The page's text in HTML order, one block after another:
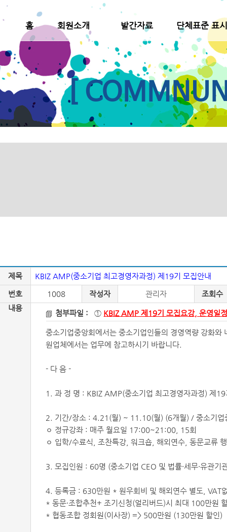
홈 회원소개 발간자료 단체표준 표
[
제목 KBIZ AMP(중소기업 최고경영자과정) 제19기 모집안내
번호 1008 작성자 관리자
조회수
내용
첨부파일 : ① KBIZ AMP 제19기 모집요강, 운영일
중소기업중앙회에서는 중소기업인들의 경영역량 강화
원업체에서는 업무에 참고하시기 바랍니다.
- 다 음 -
1. 과 정 명 : KBIZ AMP(중소기업 최고경영자과정) 제19
2. 기간/장소 : 4.21(월) ~ 11.10(월) (6개월) / 중소기업
ㅇ 정규강좌 : 매주 월요일 17:00~21:00, 15회
ㅇ 입학/수료식, 조찬특강, 워크숍, 해외연수, 동문교류
3. 모집인원 : 60명 (중소기업 CEO 및 법률·세무·유관기
4. 등록금 : 630만원 * 원우회비 및 해외연수 별도, VAT
* 동문·조합추천+ 조기신청(얼리버드)시 최대 100만원
* 협동조합 정회원(이사장) => 500만원 (130만원 할인)